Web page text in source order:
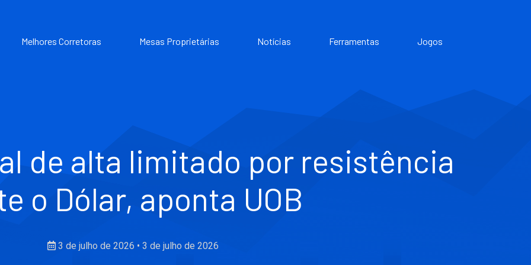
Melhores Corretoras Mesas Proprietárias Notícias Ferramentas Jogos
de alta limitado por resistência
o Dólar, aponta UOB
3 de julho de 2026 • 3 de julho de 2026